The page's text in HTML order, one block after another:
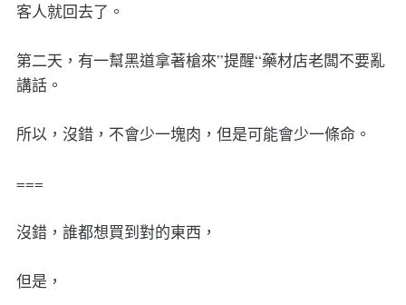
客人就回去了。
第二天，有一幫黑道拿著槍來”提醒“藥材店老闆不要亂
講話。
所以，沒錯，不會少一塊肉，但是可能會少一條命。
===
沒錯，誰都想買到對的東西，
但是，